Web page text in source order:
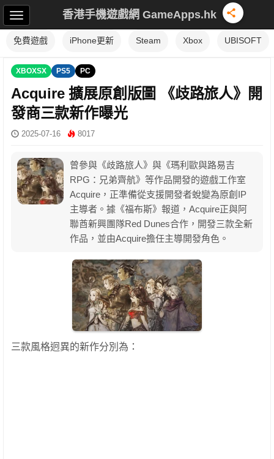
香港手機遊戲網 GameApps.hk
免費遊戲 iPhone更新 Steam Xbox UBISOFT
XBOXSX PS5 PC
Acquire 擴展原創版圖 《歧路旅人》開
發商三款新作曝光
2025-07-16 8017
曾參與《歧路旅人》與《瑪利歐與路易吉
RPG：兄弟齊航》等作品開發的遊戲工作室
Acquire，正準備從支援開發者蛻變為原創IP
主導者。據《福布斯》報道，Acquire正與阿
聯酋新興團隊Red Dunes合作，開發三款全新
作品，並由Acquire擔任主導開發角色。
三款風格迥異的新作分別為：